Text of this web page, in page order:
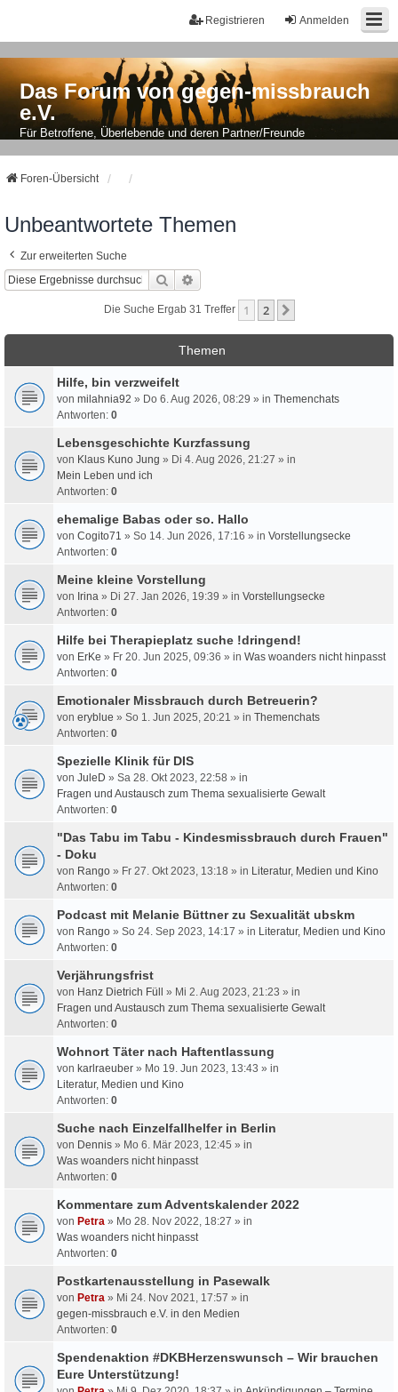
Anmelden
Registrieren
Das Forum von gegen-missbrauch
e.V.
Für Betroffene, Überlebende und deren Partner/Freunde
Foren-Übersicht
Unbeantwortete Themen
Zur erweiterten Suche
Suche
Die Suche Ergab 31 Treffer 1 2
Themen
Hilfe, bin verzweifelt
von milahnia92 » Do 6. Aug 2026, 08:29 » in Themenchats
Antworten: 0
Lebensgeschichte Kurzfassung
von Klaus Kuno Jung » Di 4. Aug 2026, 21:27 » in
Mein Leben und ich
Antworten: 0
ehemalige Babas oder so. Hallo
von Cogito71 » So 14. Jun 2026, 17:16 » in Vorstellungsecke
Antworten: 0
Meine kleine Vorstellung
von Irina » Di 27. Jan 2026, 19:39 » in Vorstellungsecke
Antworten: 0
Hilfe bei Therapieplatz suche !dringend!
von ErKe » Fr 20. Jun 2025, 09:36 » in Was woanders nicht hinpasst
Antworten: 0
Emotionaler Missbrauch durch Betreuerin?
von eryblue » So 1. Jun 2025, 20:21 » in Themenchats
Antworten: 0
Spezielle Klinik für DIS
von JuleD » Sa 28. Okt 2023, 22:58 » in
Fragen und Austausch zum Thema sexualisierte Gewalt
Antworten: 0
"Das Tabu im Tabu - Kindesmissbrauch durch Frauen"
- Doku
von Rango » Fr 27. Okt 2023, 13:18 » in Literatur, Medien und Kino
Antworten: 0
Podcast mit Melanie Büttner zu Sexualität ubskm
von Rango » So 24. Sep 2023, 14:17 » in Literatur, Medien und Kino
Antworten: 0
Verjährungsfrist
von Hanz Dietrich Füll » Mi 2. Aug 2023, 21:23 » in
Fragen und Austausch zum Thema sexualisierte Gewalt
Antworten: 0
Wohnort Täter nach Haftentlassung
von karlraeuber » Mo 19. Jun 2023, 13:43 » in
Literatur, Medien und Kino
Antworten: 0
Suche nach Einzelfallhelfer in Berlin
von Dennis » Mo 6. Mär 2023, 12:45 » in
Was woanders nicht hinpasst
Antworten: 0
Kommentare zum Adventskalender 2022
von Petra » Mo 28. Nov 2022, 18:27 » in
Was woanders nicht hinpasst
Antworten: 0
Postkartenausstellung in Pasewalk
von Petra » Mi 24. Nov 2021, 17:57 » in
gegen-missbrauch e.V. in den Medien
Antworten: 0
Spendenaktion #DKBHerzenswunsch – Wir brauchen
Eure Unterstützung!